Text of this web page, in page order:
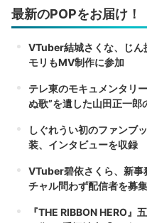
最新のPOPをお届け！
VTuber結城さくな、じ
モリもMV制作に参加
テレ東のモキュメンタリ
ぬ歌”を遺した山田正一郎
しぐれうい初のファンブ
装、インタビューを収録
VTuber碧依さくら、新
チャル問わず配信者を募集
『THE RIBBON HERO』